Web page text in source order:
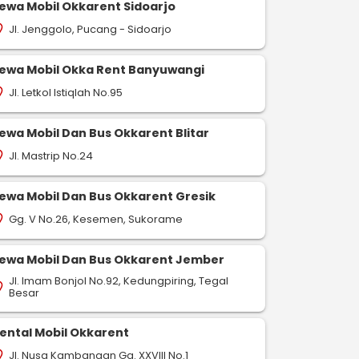
Pariaman-Medan
721 km
Pesan Sekarang
pin_drop Pariaman
map 566 km
Pesan Sekarang
Mobil Okkarent Sidoarjo
Jl. Jenggolo, Pucang - Sidoarjo
Mobil Okka Rent Banyuwangi
Jl. Letkol Istiqlah No.95
Mobil Dan Bus Okkarent Blitar
Jl. Mastrip No.24
Mobil Dan Bus Okkarent Gresik
Gg. V No.26, Kesemen, Sukorame
Mobil Dan Bus Okkarent Jember
Jl. Imam Bonjol No.92, Kedungpiring, Tegal
Besar
Mobil Okkarent
Jl. Nusa Kambangan Gg. XXVIII No.1